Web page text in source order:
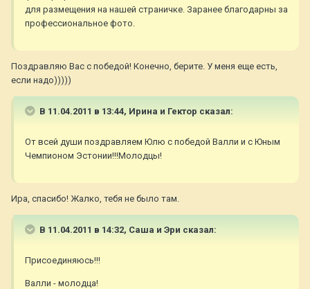
для размещения на нашей страничке. Заранее благодарны за
профессиональное фото.
Поздравляю Вас с победой! Конечно, берите. У меня еще есть,
если надо)))))
В 11.04.2011 в 13:44, Ирина и Гектор сказал:
От всей души поздравляем Юлю с победой Валли и с Юным
Чемпионом Эстонии!!!Молодцы!
Ира, спасибо! Жалко, тебя не было там.
В 11.04.2011 в 14:32, Саша и Эри сказал:
Присоединяюсь!!!
Валли - молодца!